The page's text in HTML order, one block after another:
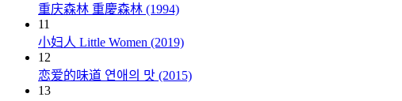
重庆森林 重慶森林 (1994)
11
小妇人 Little Women (2019)
12
恋爱的味道 연애의 맛 (2015)
13